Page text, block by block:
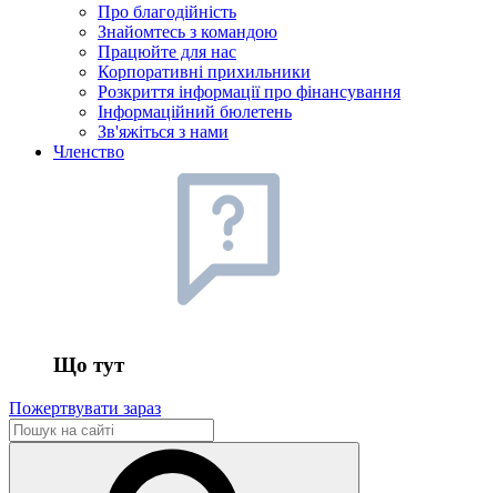
Про благодійність
Знайомтесь з командою
Працюйте для нас
Корпоративні прихильники
Розкриття інформації про фінансування
Інформаційний бюлетень
Зв'яжіться з нами
Членство
Що тут
Пожертвувати зараз